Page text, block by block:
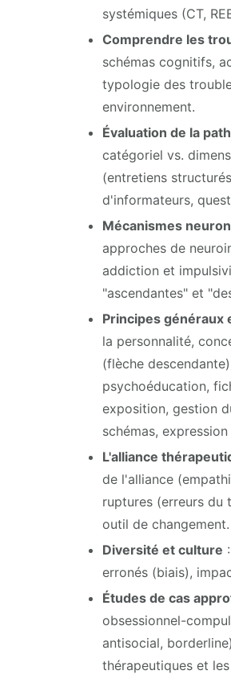
systémiques (CT,
Comprendre les
schémas cognitifs,
typologie des
environnement.
Évaluation de la
catégoriel vs.
(entretiens
d'informateurs,
Mécanismes
approches de
addiction et
"ascendantes" et
Principes généraux
la personnalité,
(flèche
psychoéducation,
exposition, gestion
schémas,
L'alliance
de l'alliance
ruptures (erreurs du
outil de changement.
Diversité et culture
erronés (biais),
Études de cas
obsessionnel-
antisocial,
thérapeutiques et